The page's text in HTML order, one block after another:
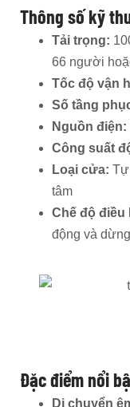
Thông số kỹ
Tải trọng:
66 người
Tốc độ vận
Số tầng
Nguồn điện:
Công suất
Loại cửa: Tự
tâm
Chế độ điều
động và
Đặc điểm nổi
Di chuyển